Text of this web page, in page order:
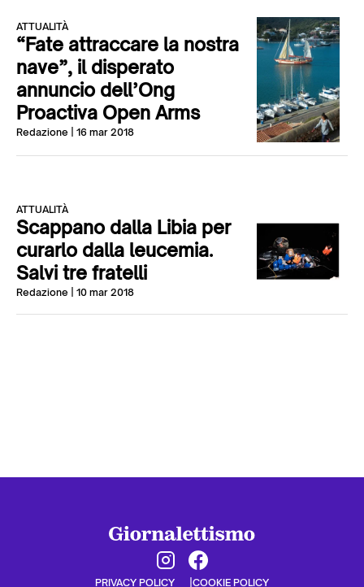
ATTUALITÀ
“Fate attraccare la nostra
nave”, il disperato
annuncio dell’Ong
Proactiva Open Arms
Redazione | 16 mar 2018
ATTUALITÀ
Scappano dalla Libia per
curarlo dalla leucemia.
Salvi tre fratelli
Redazione | 10 mar 2018
PRIVACY POLICY COOKIE POLICY